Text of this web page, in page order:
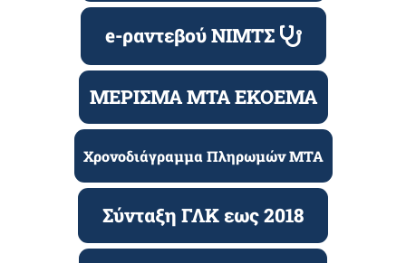
e-ραντεβού ΝΙΜΤΣ
ΜΕΡΙΣΜΑ ΜΤΑ ΕΚΟΕΜΑ
Χρονοδιάγραμμα Πληρωμών ΜΤΑ
Σύνταξη ΓΛΚ εως 2018